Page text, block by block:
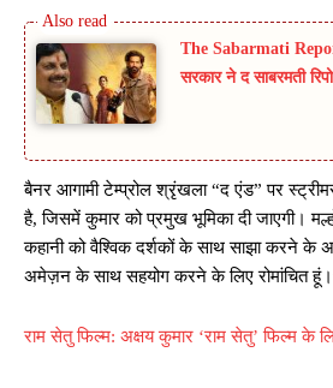
The Sabarmati
सरकार ने द साबरमती
बैनर आगामी टेम्प्रोल श्रृंखला “द एंड” पर
है, जिसमें कुमार को प्रमुख भूमिका दी जाएगी।
कहानी को वैश्विक दर्शकों के साथ साझा करने के
अमेज़न के साथ सहयोग करने के लिए रोमांचित
राम सेतु फिल्म: अक्षय कुमार ‘राम सेतु’ फिल्म के